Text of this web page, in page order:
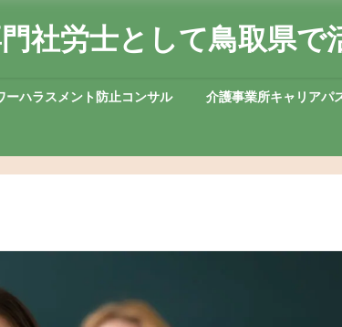
社労士として鳥取県で
ーハラスメント防止コンサル 介護事業所キャリアパ